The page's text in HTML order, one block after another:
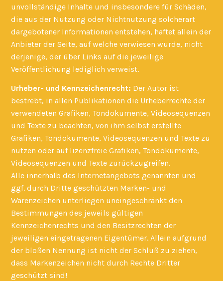
unvollständige Inhalte und insbesondere für Schäden,
die aus der Nutzung oder Nichtnutzung solcherart
dargebotener Informationen entstehen, haftet allein der
Anbieter der Seite, auf welche verwiesen wurde, nicht
derjenige, der über Links auf die jeweilige
Veröffentlichung lediglich verweist.
Urheber- und Kennzeichenrecht: Der Autor ist
bestrebt, in allen Publikationen die Urheberrechte der
verwendeten Grafiken, Tondokumente, Videosequenzen
und Texte zu beachten, von ihm selbst erstellte
Grafiken, Tondokumente, Videosequenzen und Texte zu
nutzen oder auf lizenzfreie Grafiken, Tondokumente,
Videosequenzen und Texte zurückzugreifen.
Alle innerhalb des Internetangebots genannten und
ggf. durch Dritte geschützten Marken- und
Warenzeichen unterliegen uneingeschränkt den
Bestimmungen des jeweils gültigen
Kennzeichenrechts und den Besitzrechten der
jeweiligen eingetragenen Eigentümer. Allein aufgrund
der bloßen Nennung ist nicht der Schluß zu ziehen,
dass Markenzeichen nicht durch Rechte Dritter
geschützt sind!